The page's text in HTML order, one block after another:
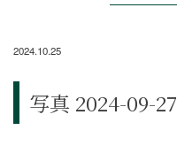
2024.10.25
写真 2024-09-